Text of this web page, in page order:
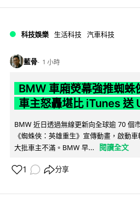
科技娛樂 生活科技 汽車科技
藍骨 1 小時
BMW 車廂熒幕強推蜘
車主怒轟堪比 iTunes 送
BMW 近日透過無線更新向全球逾 70 個
《蜘蛛俠：英雄重生》宣傳動畫，啟動
大批車主不滿。BMW 早...
閱讀全文
1 分享